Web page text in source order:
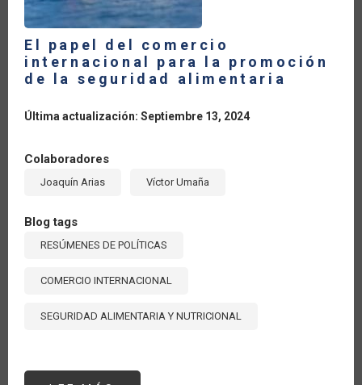
El papel del comercio
internacional para la promoción
de la seguridad alimentaria
Última actualización: Septiembre 13, 2024
Colaboradores
Joaquín Arias Víctor Umaña
Blog tags
RESÚMENES DE POLÍTICAS
COMERCIO INTERNACIONAL
SEGURIDAD ALIMENTARIA Y NUTRICIONAL